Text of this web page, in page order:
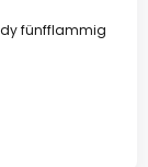
fünfflammig